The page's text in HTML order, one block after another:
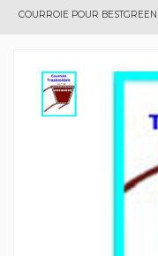
COURROIE POUR BESTGREEN